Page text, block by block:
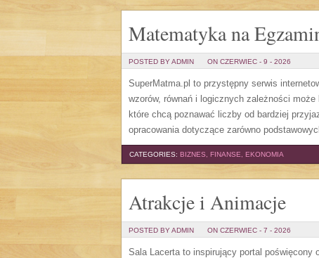
Matematyka na
POSTED BY ADMIN ON CZERWIEC - 9 - 2026
SuperMatma.pl to przystępny serwis
wzorów, równań i logicznych zależności
które chcą poznawać liczby od bardziej
opracowania dotyczące zarówno
CATEGORIES: BIZNES, FINANSE, EKONOMIA
Atrakcje i Animacje
POSTED BY ADMIN ON CZERWIEC - 7 - 2026
Sala Lacerta to inspirujący portal